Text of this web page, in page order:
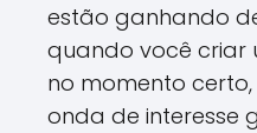
estão ganhando
quando você criar
no momento
onda de interesse